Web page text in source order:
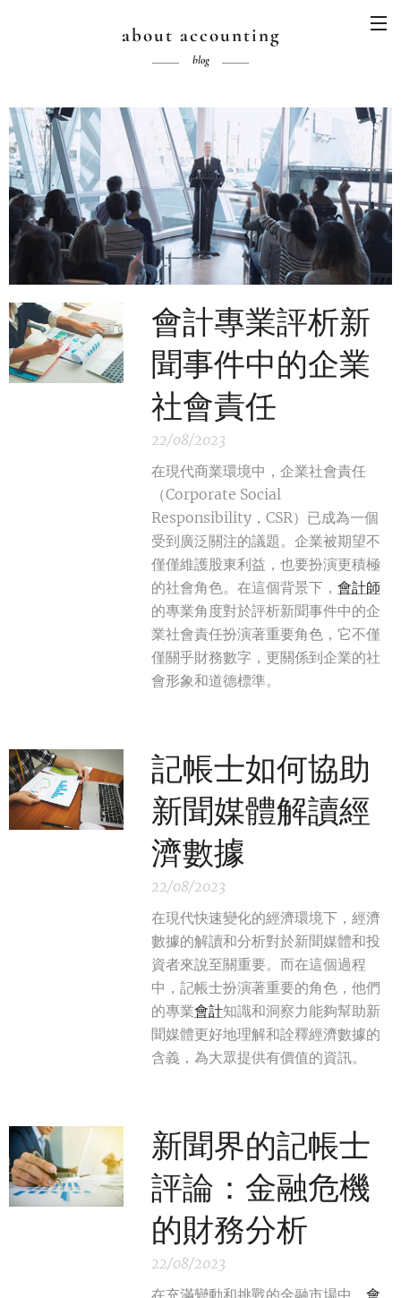
about accounting
blog
會計專業評析新
聞事件中的企業
社會責任
22/08/2023
在現代商業環境中，企業社會責任
（Corporate Social
Responsibility，CSR）已成為一個
受到廣泛關注的議題。企業被期望不
僅僅維護股東利益，也要扮演更積極
的社會角色。在這個背景下， 會計師
的專業角度對於評析新聞事件中的企
業社會責任扮演著重要角色，它不僅
僅關乎財務數字，更關係到企業的社
會形象和道德標準。
記帳士如何協助
新聞媒體解讀經
濟數據
22/08/2023
在現代快速變化的經濟環境下，經濟
數據的解讀和分析對於新聞媒體和投
資者來說至關重要。而在這個過程
中，記帳士扮演著重要的角色，他們
的專業會計知識和洞察力能夠幫助新
聞媒體更好地理解和詮釋經濟數據的
含義，為大眾提供有價值的資訊。
新聞界的記帳士
評論：金融危機
的財務分析
22/08/2023